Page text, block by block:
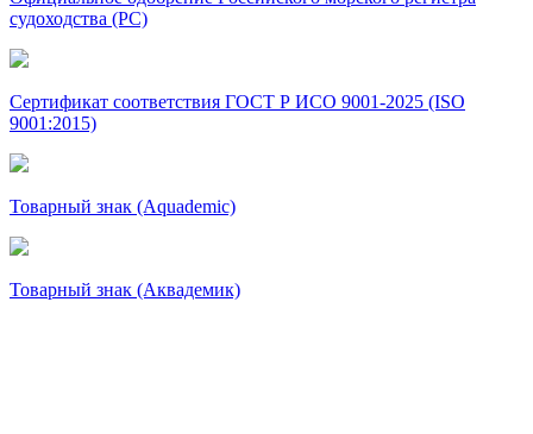
судоходства (РС)
Сертификат соответствия ГОСТ Р ИСО 9001-2025 (ISO
9001:2015)
Товарный знак (Aquademic)
Товарный знак (Аквадемик)